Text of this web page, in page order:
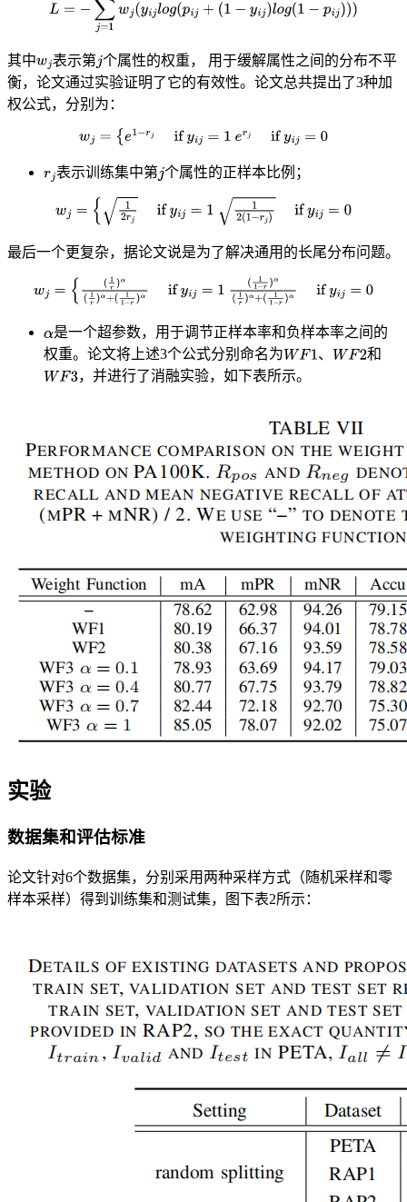
其中 表示第 个属性的权重， 用于缓解属性之间的分布不平
衡，论文通过实验证明了它的有效性。论文总共提出了3种加
权公式，分别为：
表示训练集中第 个属性的正样本比例；
最后一个更复杂，据论文说是为了解决通用的长尾分布问题。
是一个超参数，用于调节正样本率和负样本率之间的
权重。论文将上述3个公式分别命名为
、
和
，并进行了消融实验，如下表所示。
实验
数据集和评估标准
论文针对6个数据集，分别采用两种采样方式（随机采样和零
样本采样）得到训练集和测试集，图下表2所示：